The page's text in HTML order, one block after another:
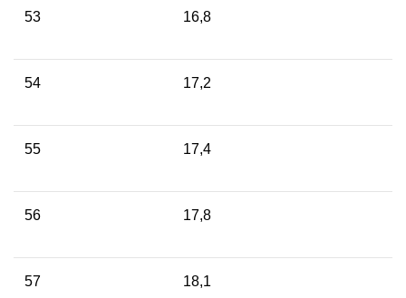
53 16,8
54 17,2
55 17,4
56 17,8
57 18,1